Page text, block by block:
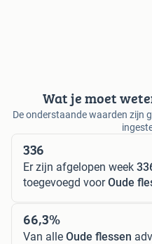
Wat je moet
De onderstaande waarden zijn
336
Er zijn afgelopen week
toegevoegd voorOude
66,3%
Van alle Oude flessen